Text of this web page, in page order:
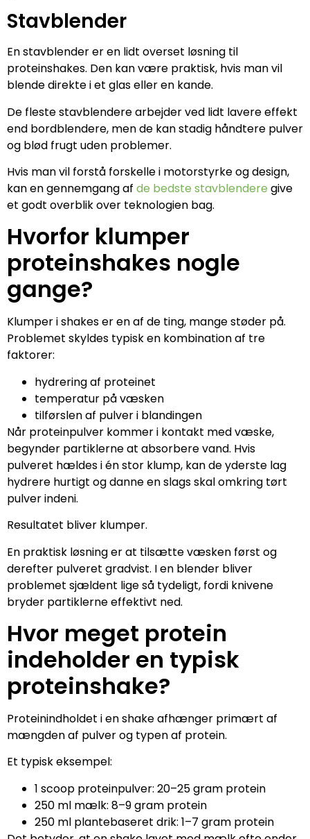
Stavblender
En stavblender er en lidt overset løsning til
proteinshakes. Den kan være praktisk, hvis man vil
blende direkte i et glas eller en kande.
De fleste stavblendere arbejder ved lidt lavere effekt
end bordblendere, men de kan stadig håndtere pulver
og blød frugt uden problemer.
Hvis man vil forstå forskelle i motorstyrke og design,
kan en gennemgang af de bedste stavblendere give
et godt overblik over teknologien bag.
Hvorfor klumper
proteinshakes nogle
gange?
Klumper i shakes er en af de ting, mange støder på.
Problemet skyldes typisk en kombination af tre
faktorer:
hydrering af proteinet
temperatur på væsken
tilførslen af pulver i blandingen
Når proteinpulver kommer i kontakt med væske,
begynder partiklerne at absorbere vand. Hvis
pulveret hældes i én stor klump, kan de yderste lag
hydrere hurtigt og danne en slags skal omkring tørt
pulver indeni.
Resultatet bliver klumper.
En praktisk løsning er at tilsætte væsken først og
derefter pulveret gradvist. I en blender bliver
problemet sjældent lige så tydeligt, fordi knivene
bryder partiklerne effektivt ned.
Hvor meget protein
indeholder en typisk
proteinshake?
Proteinindholdet i en shake afhænger primært af
mængden af pulver og typen af protein.
Et typisk eksempel:
1 scoop proteinpulver: 20–25 gram protein
250 ml mælk: 8–9 gram protein
250 ml plantebaseret drik: 1–7 gram protein